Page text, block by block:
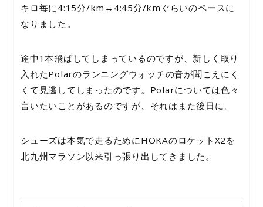
キロ毎に4:15分/km↔4:45分/kmぐらいのペースに
なりました。
途中1本飛ばしてしまっているのですが、新しく取り
入れたPolarのランニングウォッチの音が聞こえにく
くて見逃してしまったのです。Polarについては色々
言いたいことがあるのですが、それはまた後日に。
シューズは本気で走るためにHOKAのロケットX2を
北九州マラソン以来引っ張り出してきました。